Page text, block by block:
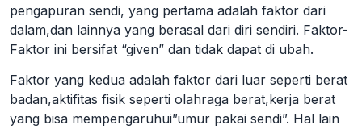
pengapuran sendi, yang pertama adalah faktor dari
dalam,dan lainnya yang berasal dari diri sendiri. Faktor-
Faktor ini bersifat “given” dan tidak dapat di ubah.
Faktor yang kedua adalah faktor dari luar seperti berat
badan,aktifitas fisik seperti olahraga berat,kerja berat
yang bisa mempengaruhui”umur pakai sendi”. Hal lain